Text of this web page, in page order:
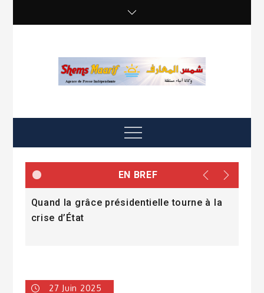
Menu
EN BREF
Quand la grâce présidentielle tourne à la
crise d’État
27 Juin 2025